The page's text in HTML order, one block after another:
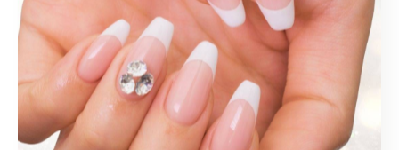
関連タグ
#大人ネイル #キラキラ
#フットワンカラー
#プライベートサロン
#夏
#名古屋